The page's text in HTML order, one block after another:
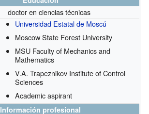
doctor en ciencias técnicas
Universidad Estatal de Moscú
Moscow State Forest University
MSU Faculty of Mechanics and
Mathematics
V.A. Trapeznikov Institute of Control
Sciences
Academic aspirant
Información profesional